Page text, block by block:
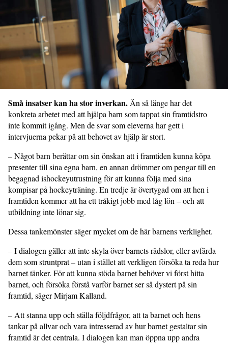
Små insatser kan ha stor inverkan. Än så länge har det
konkreta arbetet med att hjälpa barn som tappat sin framtidstro
inte kommit igång. Men de svar som eleverna har gett i
intervjuerna pekar på att behovet av hjälp är stort.
– Något barn berättar om sin önskan att i framtiden kunna köpa
presenter till sina egna barn, en annan drömmer om pengar till en
begagnad ishockeyutrustning för att kunna följa med sina
kompisar på hockeyträning. En tredje är övertygad om att hen i
framtiden kommer att ha ett tråkigt jobb med låg lön – och att
utbildning inte lönar sig.
Dessa tankemönster säger mycket om de här barnens verklighet.
– I dialogen gäller att inte skyla över barnets rädslor, eller avfärda
dem som struntprat – utan i stället att verkligen försöka ta reda hur
barnet tänker. För att kunna stöda barnet behöver vi först hitta
barnet, och försöka förstå varför barnet ser så dystert på sin
framtid, säger Mirjam Kalland.
– Att stanna upp och ställa följdfrågor, att ta barnet och hens
tankar på allvar och vara intresserad av hur barnet gestaltar sin
framtid är det centrala. I dialogen kan man öppna upp andra